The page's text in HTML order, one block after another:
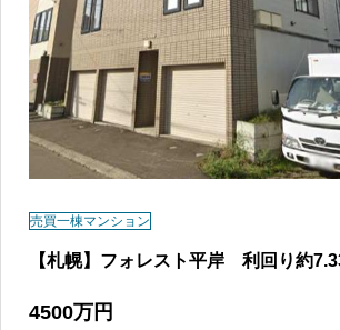
売買一棟マンション
【札幌】フォレスト平岸 利回り約
4500万円